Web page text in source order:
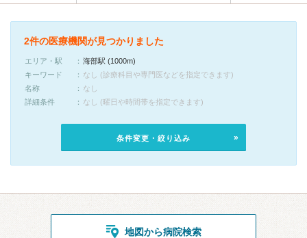
2件の医療機関が見つかりました
エリア・駅
海部駅 (1000m)
キーワード
なし (診療科目や専門医などを指定できます)
名称
なし
詳細条件
なし (曜日や時間帯を指定できます)
条件変更・絞り込み
地図から病院検索